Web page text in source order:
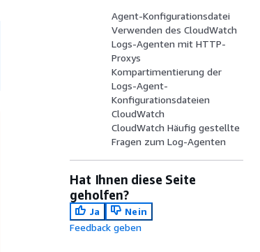
Agent-Konfigurationsdatei
Verwenden des CloudWatch
Logs-Agenten mit HTTP-
Proxys
Kompartimentierung der
Logs-Agent-
Konfigurationsdateien
CloudWatch
CloudWatch Häufig gestellte
Fragen zum Log-Agenten
Hat Ihnen diese Seite
geholfen?
Ja
Nein
Feedback geben